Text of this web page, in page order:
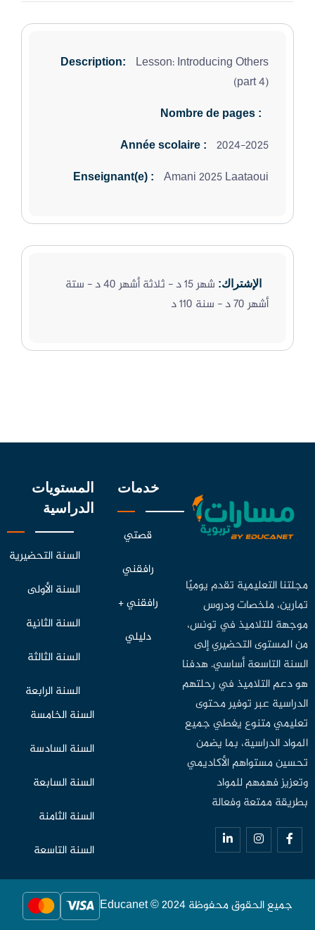
Description:
Lesson: Introducing Others
(part 4)
Nombre de pages :
Année scolaire : 2024-2025
Enseignant(e) : Amani 2025 Laataoui
الإشتراك:
شهر 15 د - ثلاثة أشهر 40 د - ستة
أشهر 70 د - سنة 110 د
مجلتنا التعليمية تقدم يوميًا
تمارين، ملخصات ودروس
موجهة للتلاميذ في تونس،
من المستوى التحضيري إلى
السنة التاسعة أساسي. هدفنا
هو دعم التلاميذ في رحلتهم
الدراسية عبر توفير محتوى
تعليمي متنوع يغطي جميع
المواد الدراسية، بما يضمن
تحسين مستواهم الأكاديمي
وتعزيز فهمهم للمواد
بطريقة ممتعة وفعالة
خدمات
قصتي
رافقني
رافقني +
دليلي
المستويات
الدراسية
السنة التحضيرية
السنة الأولى
السنة الثانية
السنة الثالثة
السنة الرابعة
السنة الخامسة
السنة السادسة
السنة السابعة
السنة الثامنة
السنة التاسعة
جميع الحقوق محفوظة Educanet © 2024